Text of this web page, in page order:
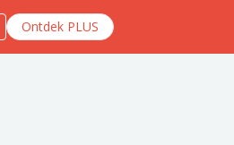
Ontdek PLUS